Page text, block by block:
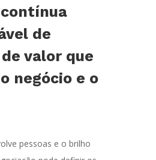
de
valor que
negócio e o
pessoas e o brilho